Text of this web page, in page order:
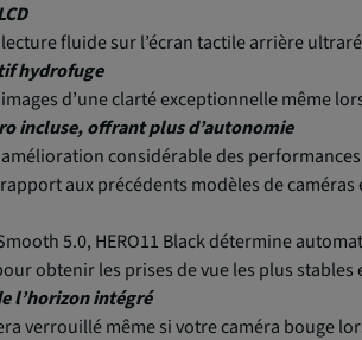
fluide sur l’écran tactile arrière
hydrofuge
d’une clarté exceptionnelle même
incluse, offrant plus d’autonomie
considérable des
aux précédents modèles de caméras
5.0, HERO11 Black détermine
obtenir les prises de vue les plus stables
l’horizon intégré
verrouillé même si votre caméra bouge